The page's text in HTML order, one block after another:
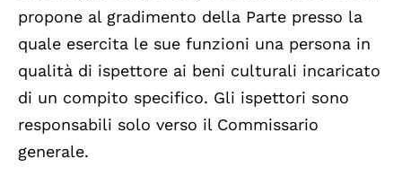
propone al gradimento della Parte presso la
quale esercita le sue funzioni una persona in
qualità di ispettore ai beni culturali incaricato
di un compito specifico. Gli ispettori sono
responsabili solo verso il Commissario
generale.